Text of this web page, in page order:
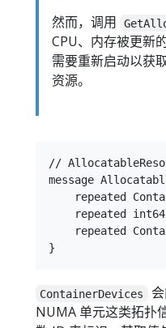
然而，调用
CPU、内存被更新
需要重新启动以获
资源。
//
message
repeated
repeated
repeated
ContainerDevices
NUMA 单元这类拓扑